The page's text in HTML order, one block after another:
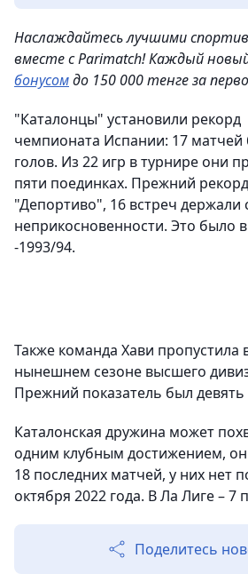
Наслаждайтесь лучшими
вместе с Parimatch! Каждый
бонусомдо 150 000 тенге за
"Каталонцы" установили рекорд
чемпионата Испании: 17
голов. Из 22 игр в турнире они
пяти поединках. Прежний
"Депортиво", 16 встреч держали
неприкосновенности. Это было
-1993/94.
Также команда Хави пропустила
нынешнем сезоне высшего
Прежний показатель был девять
Каталонская дружина может
одним клубным достижением,
18 последних матчей, у них нет
октября 2022 года. В Ла Лиге – 7
Поделитесь